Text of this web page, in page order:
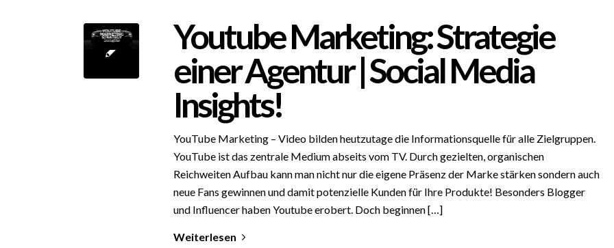
Youtube Marketing: Strategie
einer Agentur | Social Media
Insights!
YouTube Marketing – Video bilden heutzutage die Informationsquelle für alle Zielgruppen.
YouTube ist das zentrale Medium abseits vom TV. Durch gezielten, organischen
Reichweiten Aufbau kann man nicht nur die eigene Präsenz der Marke stärken sondern auch
neue Fans gewinnen und damit potenzielle Kunden für Ihre Produkte! Besonders Blogger
und Influencer haben Youtube erobert. Doch beginnen […]
Weiterlesen